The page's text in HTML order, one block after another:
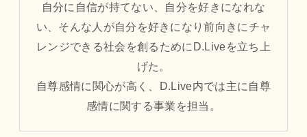
自分に自信が持てない、自分を好きになれな
い、そんな人が自分を好きになり前向きにチャ
レンジできる社会を創るためにD.Liveを立ち上
げた。
自尊感情に関心が高く、D.Live内では主に自尊
感情に関する事業を担当。